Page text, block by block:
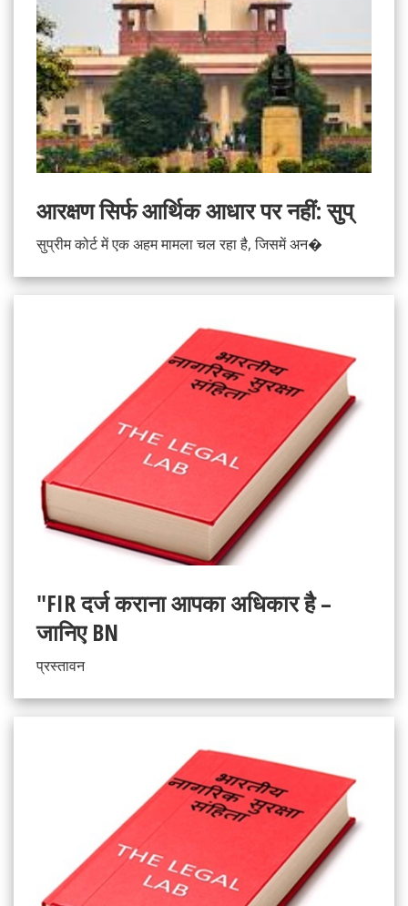
आरक्षण सिर्फ आर्थिक आधार पर नहीं: सुप्
सुप्रीम कोर्ट में एक अहम मामला चल रहा है, जिसमें अन�
"FIR दर्ज कराना आपका अधिकार है –
जानिए BN
प्रस्तावन